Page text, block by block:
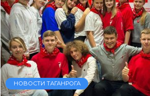
НОВОСТИ ТАГАНРОГА